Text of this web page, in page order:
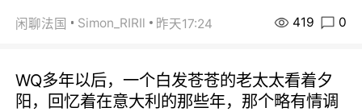
闲聊法国 Simon_RIRIl 昨天17:24 419 0
WQ多年以后，一个白发苍苍的老太太看着夕
阳，回忆着在意大利的那些年，那个略有情调